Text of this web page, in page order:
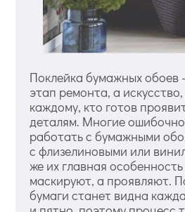
Поклейка бумажных обоев
этап ремонта, а
каждому, кто готов
деталям. Многие
работать с бумажными
с флизелиновыми или
же их главная
маскируют, а проявляют.
бумаги станет видна